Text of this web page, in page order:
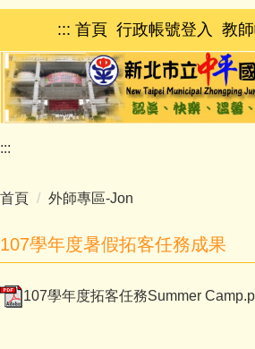
跳
主
要
內
容
區
::: 首頁 行政帳號登入 教
:::
首頁 外師專區-Jon
107學年度暑假拓客任務成果
107學年度拓客任務Summer